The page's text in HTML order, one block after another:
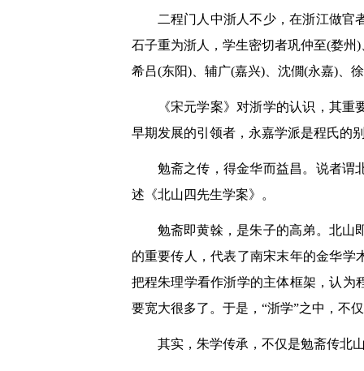
二程门人中浙人不少，在浙江做官
石子重为浙人，学生密切者巩仲至(婺州
希吕(东阳)、辅广(嘉兴)、沈僩(永嘉)、
《宋元学案》对浙学的认识，其
早期发展的引领者，永嘉学派是程氏的
勉斋之传，得金华而益昌。说者谓
述《北山四先生学案》。
勉斋即黄榦，是朱子的高弟。北山
的重要传人，代表了南宋末年的金华
把程朱理学看作浙学的主体框架，认为
要宽大很多了。于是，“浙学”之中，不
其实，朱学传承，不仅是勉斋传北